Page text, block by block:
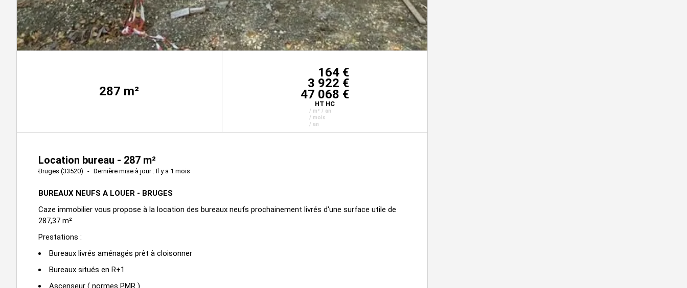
287 m²
164 €
3 922 €
47 068 €
HT HC
/ m² / an
/ mois
/ an
Location bureau - 287 m²
Bruges (33520) Dernière mise à jour : Il y a 1 mois
BUREAUX NEUFS A LOUER - BRUGES
Caze immobilier vous propose à la location des bureaux neufs prochainement livrés d'une surface utile de
287,37 m²
Prestations :
Bureaux livrés aménagés prêt à cloisonner
Bureaux situés en R+1
Ascenseur ( normes PMR )